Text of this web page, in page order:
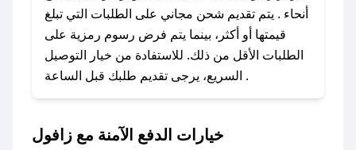
بسرعة.
### كيفية استخدام كود خصم زافول؟
1. انسخ كود الخصم من تطبيق صحصح.
2. الصقه في خانة الدفع عند التسوق من زافول.
### ماذا أفعل إذا لم يعمل كود الخصم؟
أنحاء . يتم تقديم شحن مجاني على الطلبات التي تبلغ
قيمتها أو أكثر، بينما يتم فرض رسوم رمزية على
الطلبات الأقل من ذلك. للاستفادة من خيار التوصيل
السريع، يرجى تقديم طلبك قبل الساعة .
خيارات الدفع الآمنة مع زافول